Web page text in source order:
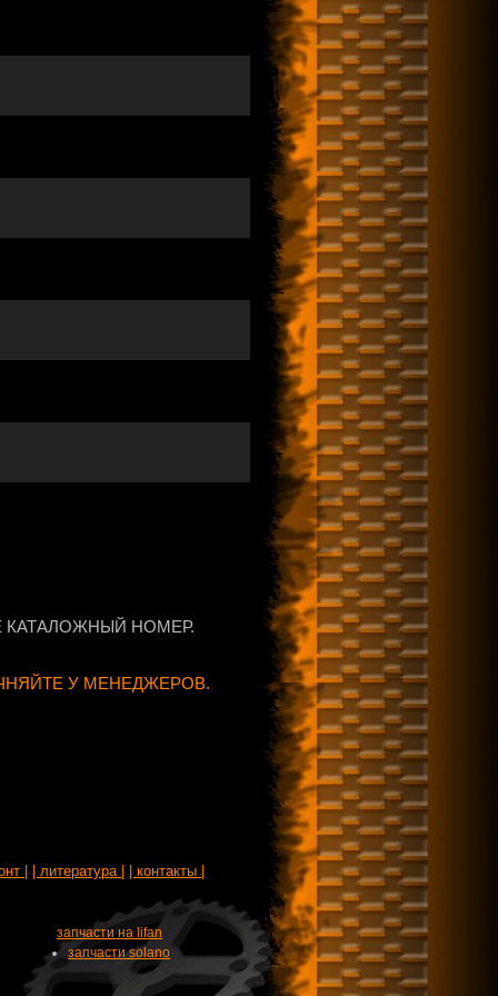
КАТАЛОЖНЫЙ НОМЕР.
У МЕНЕДЖЕРОВ.
| | литература | | контакты |
запчасти на lifan
запчасти solano